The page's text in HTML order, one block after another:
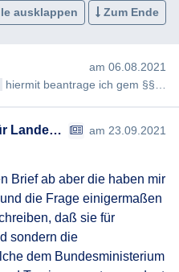
ausklappen Zum Ende
am 06.08.2021
hiermit beantrage ich gem §§ 2, 3 AuskunftspflichtG die Erteilung folgender Auskunft: W…
Bundesministerium für Landesverteidigung
am 23.09.2021
Brief ab aber die haben mir
die Frage einigermaßen
daß sie für
sondern die
dem Bundesministerium